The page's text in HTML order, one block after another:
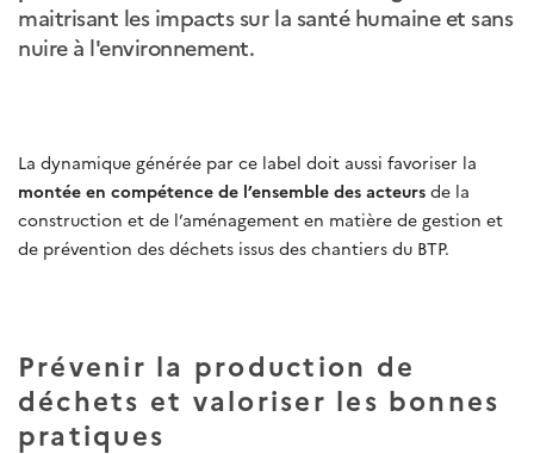
maitrisant les impacts sur la santé humaine et sans
nuire à l'environnement.
La dynamique générée par ce label doit aussi favoriser la
montée en compétence de l’ensemble des acteurs de la
construction et de l’aménagement en matière de gestion et
de prévention des déchets issus des chantiers du BTP.
Prévenir la production de
déchets et valoriser les bonnes
pratiques